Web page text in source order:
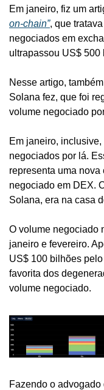
Em janeiro, fiz um
on-chain”, que
negociados em
ultrapassou US$ 500
Nesse artigo,
Solana fez, que foi
volume negociado
Em janeiro,
negociados por lá.
representa uma
negociado em DEX.
Solana, era na casa
O volume negociado
janeiro e fevereiro.
US$ 100 bilhões
favorita dos
volume negociado.
Fazendo o